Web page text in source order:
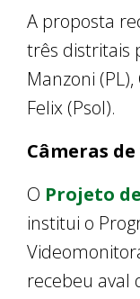
A proposta
três distritais
Manzoni
Felix (Psol).
Câmeras
O Projeto
institui o
recebeu aval